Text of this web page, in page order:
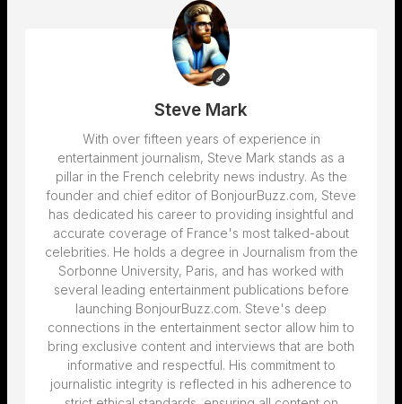
Steve Mark
With over fifteen years of experience in
entertainment journalism, Steve Mark stands as a
pillar in the French celebrity news industry. As the
founder and chief editor of BonjourBuzz.com, Steve
has dedicated his career to providing insightful and
accurate coverage of France's most talked-about
celebrities. He holds a degree in Journalism from the
Sorbonne University, Paris, and has worked with
several leading entertainment publications before
launching BonjourBuzz.com. Steve's deep
connections in the entertainment sector allow him to
bring exclusive content and interviews that are both
informative and respectful. His commitment to
journalistic integrity is reflected in his adherence to